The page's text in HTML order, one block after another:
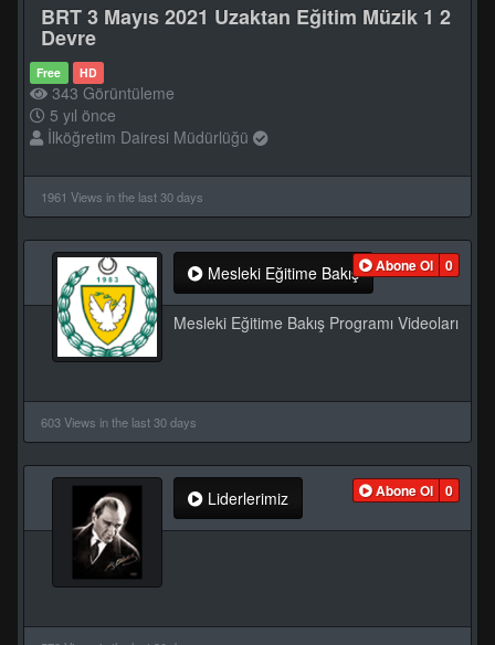
BRT 3 Mayıs 2021 Uzaktan Eğitim Müzik 1 2
Devre
Free HD
343 Görüntüleme
5 yıl önce
İlköğretim Dairesi Müdürlüğü
1961 Views in the last 30 days
Mesleki Eğitime Bakış Abone Ol 0
Mesleki Eğitime Bakış Programı Videoları
603 Views in the last 30 days
Liderlerimiz Abone Ol 0